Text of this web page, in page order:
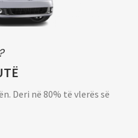
Deri në 80% të vlerës së